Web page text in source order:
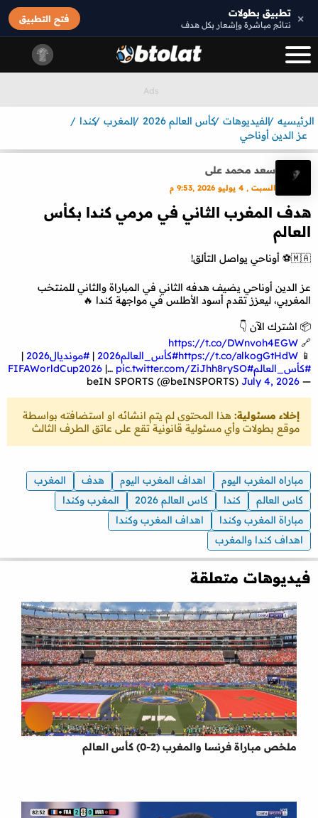
× تطبيق بطولات
نتائج مباشرة وإشعار بكل هدف
فتح التطبيق
الرئيسيه الفيديوهات كأس العالم 2026 المغرب كندا
عز الدين أوناحي
سعد محمد على
السبت , 4 يوليو 2026 ,9:53 م
هدف المغرب الثاني في مرمي كندا بكأس
العالم
🇲🇦⚽️ أوناحي يواصل التألق!
عز الدين أوناحي يضيف هدفه الثاني في المباراة والثاني للمنتخب
المغربي، ليعزز تقدم أسود الأطلس في مواجهة كندا 🔥
📦 اشترك الآن 👇
🔗
https://t.co/DWnvoh4EGW
📱
https://t.co/alkogGtHdW#كأس_العالم2026 | #مونديال2026
|
#كأس_العالم#FIFAWorldCup2026
|… pic.twitter.com/ZiJhh8rySO
— beIN SPORTS (@beINSPORTS)
July 4, 2026
إخلاء مسئولية: هذا المحتوى لم يتم انشائه او استضافته بواسطة
موقع بطولات وأي مسئولية قانونية تقع على عاتق الطرف الثالث
مباراه المغرب اليوم اهداف المغرب اليوم هدف
المغرب
كاس العالم
كندا كاس العالم 2026
المغرب وكندا
مباراة المغرب وكندا
اهداف المغرب وكندا
اهداف كندا والمغرب
فيديوهات متعلقة
ملخص مباراة فرنسا والمغرب (2-0) كأس العالم